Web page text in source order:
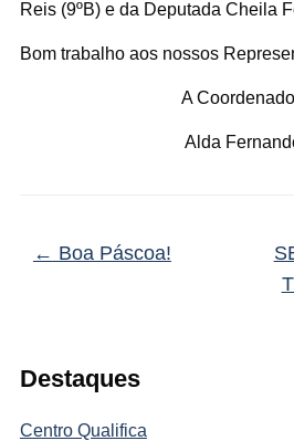
Destaques
Centro Qualifica
Reis (9ºB) e da Deputada Cheila
Bom trabalho aos nossos
A
Alda
← Boa Páscoa!